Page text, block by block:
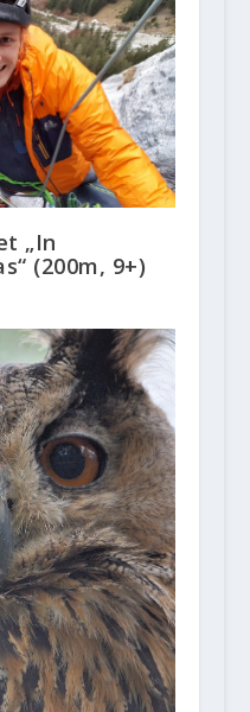
„In
(200m, 9+)